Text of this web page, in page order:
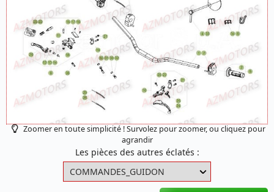
Zoomer en toute simplicité ! Survolez pour zoomer, ou cliquez pour
agrandir
Les pièces des autres éclatés :